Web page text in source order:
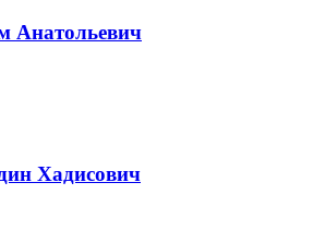
Анатольевич
Хадисович